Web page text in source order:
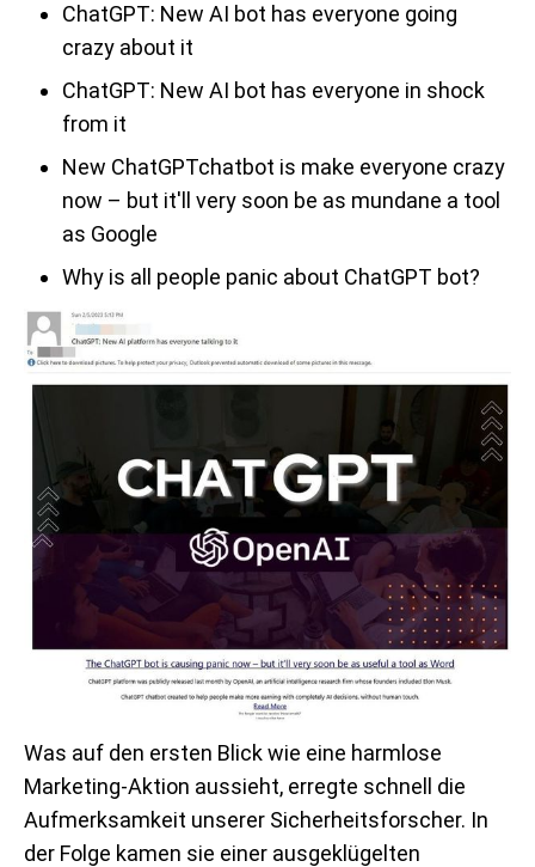
ChatGPT: New AI bot has everyone going
crazy about it
ChatGPT: New AI bot has everyone in shock
from it
New ChatGPTchatbot is make everyone crazy
now – but it'll very soon be as mundane a tool
as Google
Why is all people panic about ChatGPT bot?
Was auf den ersten Blick wie eine harmlose
Marketing-Aktion aussieht, erregte schnell die
Aufmerksamkeit unserer Sicherheitsforscher. In
der Folge kamen sie einer ausgeklügelten